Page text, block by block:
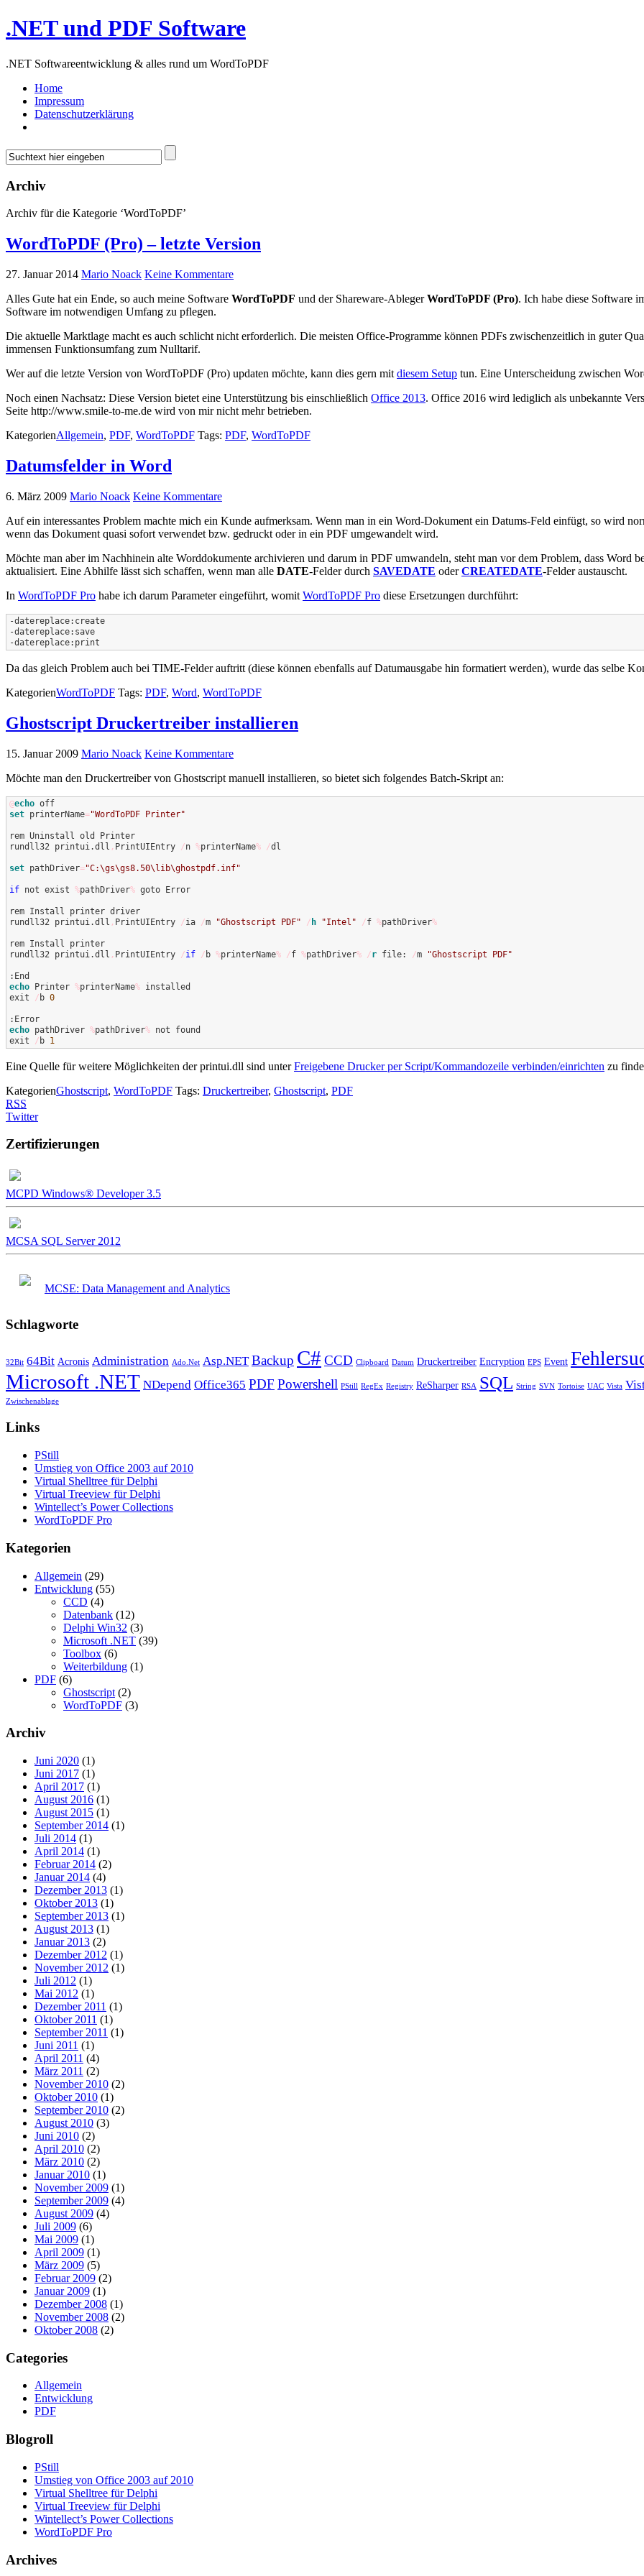
.NET und PDF Software
.NET Softwareentwicklung & alles rund um WordToPDF
Home
Impressum
Datenschutzerklärung
Archiv
Archiv für die Kategorie ‘WordToPDF’
WordToPDF (Pro) – letzte Version
27. Januar 2014 Mario Noack Keine Kommentare
Alles Gute hat ein Ende, so auch meine Software WordToPDF und der Shareware-AblegerWordToPDF (Pro). Ich habe diese Software
Software im notwendigen Umfang zu pflegen.
Die aktuelle Marktlage macht es auch schlicht nicht erforderlich. Die meisten Office-Programme können PDFs zwischenzeitlich in guter
immensen Funktionsumfang zum Nulltarif.
Wer auf die letzte Version von WordToPDF (Pro) updaten möchte, kann dies gern mit diesem Setup tun. Eine Unterscheidung zwischen
Noch einen Nachsatz: Diese Version bietet eine Unterstützung bis einschließlich Office 2013. Office 2016 wird lediglich als unbekannte
Seite http://www.smile-to-me.de wird von mir nicht mehr betrieben.
KategorienAllgemein, PDF, WordToPDF Tags: PDF, WordToPDF
Datumsfelder in Word
6. März 2009 Mario Noack Keine Kommentare
Auf ein interessantes Problem machte mich ein Kunde aufmerksam. Wenn man in ein Word-Dokument ein Datums-Feld einfügt, so wird
wenn das Dokument quasi sofort verwendet bzw. gedruckt oder in ein PDF umgewandelt wird.
Möchte man aber im Nachhinein alte Worddokumente archivieren und darum in PDF umwandeln, steht man vor dem Problem, dass Word
aktualisiert. Eine Abhilfe lässt sich schaffen, wenn man alle DATE-Felder durch SAVEDATE oderCREATEDATE-Felder austauscht.
In WordToPDF Pro habe ich darum Parameter eingeführt, womit WordToPDF Pro diese Ersetzungen durchführt:
-datereplace:create
-datereplace:save
-datereplace:print
Da das gleich Problem auch bei TIME-Felder auftritt (diese können ebenfalls auf Datumausgabe hin formatiert werden), wurde das selbe
KategorienWordToPDF Tags: PDF, Word, WordToPDF
Ghostscript Druckertreiber installieren
15. Januar 2009 Mario Noack Keine Kommentare
Möchte man den Druckertreiber von Ghostscript manuell installieren, so bietet sich folgendes Batch-Skript an:
@echo
set printerName="WordToPDF Printer"
rem Uninstall old Printer
rundll32 printui.dll , PrintUIEntry /n %printerName% /dl
set pathDriver="C:\gs\gs8.50\lib\ghostpdf.inf"
if not exist %pathDriver% goto Error
rem Install printer driver
rundll32 printui.dll , PrintUIEntry /ia /m "Ghostscript PDF" / h "Intel" /f %pathDriver%
rem Install printer
rundll32 printui.dll , PrintUIEntry /if / b %printerName% /f %pathDriver% /r file: /m "Ghostscript PDF"
echo Printer %printerName% installed
exit
/ b 0
echo pathDriver %pathDriver% not found
exit
/ b 1
Eine Quelle für weitere Möglichkeiten der printui.dll sind unterFreigebene Drucker per Script/Kommandozeile verbinden/einrichten zu
KategorienGhostscript, WordToPDF Tags: Druckertreiber, Ghostscript, PDF
RSS
Twitter
Zertifizierungen
MCPD Windows® Developer 3.5
MCSA SQL Server 2012
MCSE: Data Management and Analytics
Schlagworte
32Bit 64Bit Acronis Administration Ado.Net Asp.NET Backup C# CCD Clipboard Datum Druckertreiber Encryption EPS Event
Microsoft .NET NDepend Office365 PDF Powershell PStill RegEx Registry ReSharper RSA SQL String SVN Tortoise UAC Vista
Zwischenablage
Links
PStill
Umstieg von Office 2003 auf 2010
Virtual Shelltree für Delphi
Virtual Treeview für Delphi
Wintellect’s Power Collections
WordToPDF Pro
Kategorien
Allgemein (29)
Entwicklung (55)
CCD (4)
Datenbank (12)
Delphi Win32 (3)
Microsoft .NET (39)
Toolbox (6)
Weiterbildung (1)
PDF (6)
Ghostscript (2)
WordToPDF (3)
Archiv
Juni 2020 (1)
Juni 2017 (1)
April 2017 (1)
August 2016 (1)
August 2015 (1)
September 2014 (1)
Juli 2014 (1)
April 2014 (1)
Februar 2014 (2)
Januar 2014 (4)
Dezember 2013 (1)
Oktober 2013 (1)
September 2013 (1)
August 2013 (1)
Januar 2013 (2)
Dezember 2012 (1)
November 2012 (1)
Juli 2012 (1)
Mai 2012 (1)
Dezember 2011 (1)
Oktober 2011 (1)
September 2011 (1)
Juni 2011 (1)
April 2011 (4)
März 2011 (2)
November 2010 (2)
Oktober 2010 (1)
September 2010 (2)
August 2010 (3)
Juni 2010 (2)
April 2010 (2)
März 2010 (2)
Januar 2010 (1)
November 2009 (1)
September 2009 (4)
August 2009 (4)
Juli 2009 (6)
Mai 2009 (1)
April 2009 (1)
März 2009 (5)
Februar 2009 (2)
Januar 2009 (1)
Dezember 2008 (1)
November 2008 (2)
Oktober 2008 (2)
Categories
Allgemein
Entwicklung
PDF
Blogroll
PStill
Umstieg von Office 2003 auf 2010
Virtual Shelltree für Delphi
Virtual Treeview für Delphi
Wintellect’s Power Collections
WordToPDF Pro
Archives